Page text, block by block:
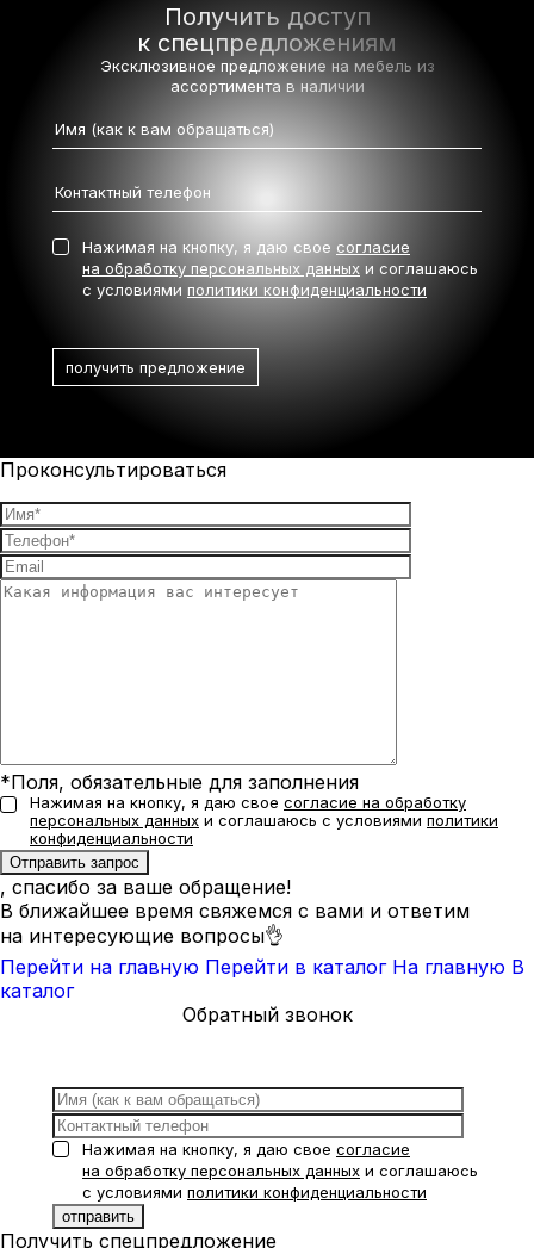
Получить доступ
к спецпредложениям
Эксклюзивное предложение на мебель из
ассортимента в наличии
Нажимая на кнопку, я даю свое согласие
на обработку персональных данных и соглашаюсь
с условиями политики конфиденциальности
Проконсультироваться
*Поля, обязательные для заполнения
Нажимая на кнопку, я даю свое согласие на обработку
персональных данных и соглашаюсь с условиями политики
конфиденциальности
, спасибо за ваше обращение!
В ближайшее время свяжемся с вами и ответим
на интересующие вопросы👌
Перейти на главную Перейти в каталог На главную В
каталог
Обратный звонок
Нажимая на кнопку, я даю свое согласие
на обработку персональных данных и соглашаюсь
с условиями политики конфиденциальности
Получить спецпредложение